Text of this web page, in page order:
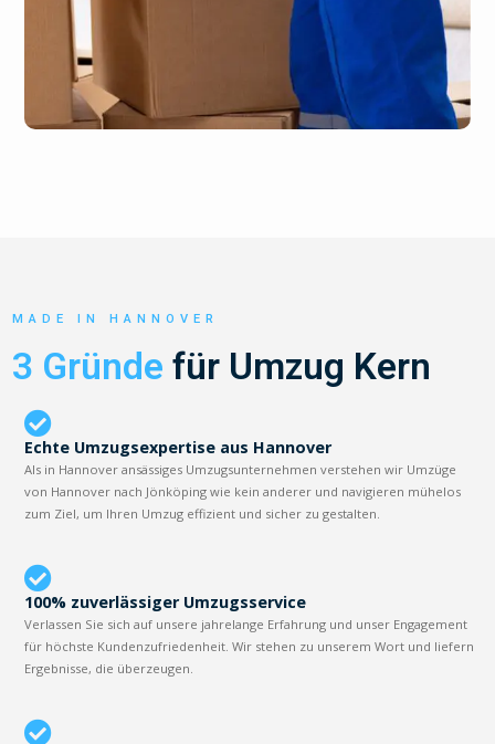
MADE IN HANNOVER
3 Gründe für Umzug Kern
Echte Umzugsexpertise aus Hannover
Als in Hannover ansässiges Umzugsunternehmen verstehen wir Umzüge
von Hannover nach Jönköping wie kein anderer und navigieren mühelos
zum Ziel, um Ihren Umzug effizient und sicher zu gestalten.
100% zuverlässiger Umzugsservice
Verlassen Sie sich auf unsere jahrelange Erfahrung und unser Engagement
für höchste Kundenzufriedenheit. Wir stehen zu unserem Wort und liefern
Ergebnisse, die überzeugen.